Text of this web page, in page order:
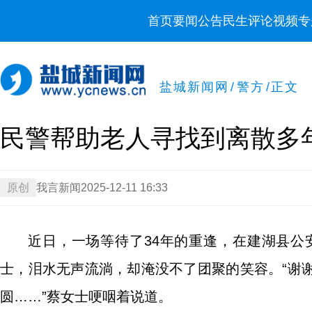
首页要闻公告民生评论视频
盐城新闻网 / 警方 /正文
民警帮助老人寻找到离散多
原创 我言新闻 2025-12-11 16:33
近日，一场等待了34年的重逢，在建湖县
士，泪水无声流淌，却淹没不了团聚的笑容。“
圆……”蔡女士哽咽着说道。